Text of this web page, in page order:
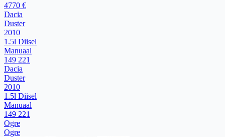
4770 €
Dacia
Duster
2010
1.5l Diisel
Manuaal
149 221
Dacia
Duster
2010
1.5l Diisel
Manuaal
149 221
Ogre
Ogre